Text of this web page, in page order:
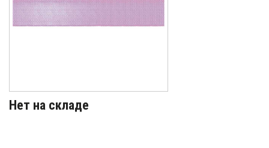
Нет на складе